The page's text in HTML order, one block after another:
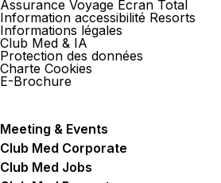
Assurance Voyage Écran Total
Information accessibilité Resorts
Informations légales
Club Med & IA
Protection des données
Charte Cookies
E-Brochure
Meeting & Events
Club Med Corporate
Club Med Jobs